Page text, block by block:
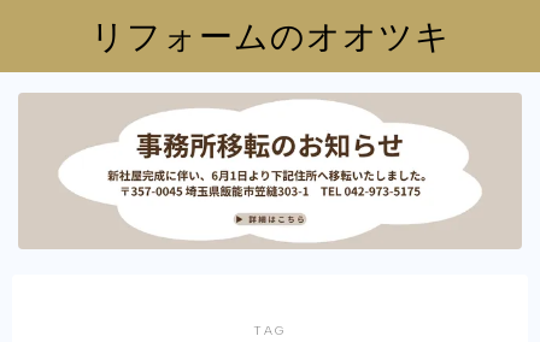
リフォームのオオツキ
TAG